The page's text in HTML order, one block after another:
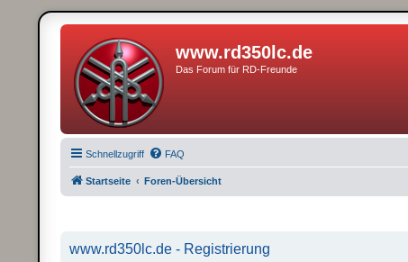
www.rd350lc.de
Das Forum für RD-Freunde
Schnellzugriff FAQ
Startseite Foren-Übersicht
www.rd350lc.de - Registrierung